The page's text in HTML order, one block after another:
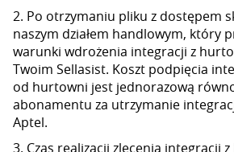
2. Po otrzymaniu pliku z dostępem
naszym działem handlowym, który
warunki wdrożenia integracji z
Twoim Sellasist. Koszt podpięcia
od hurtowni jest jednorazową
abonamentu za utrzymanie
Aptel.
3. Czas realizacji zlecenia integracji